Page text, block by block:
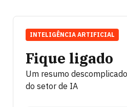
Fique ligado
Um resumo
do setor de IA
INTELIGÊNCIA ARTIFICIAL